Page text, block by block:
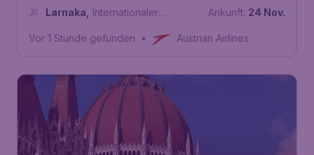
Schwechat
Larnaka
Internationaler
Ankunft: 24 Nov.
Vor 1 Stunde gefunden • Austrian Airlines